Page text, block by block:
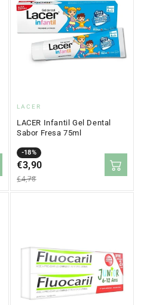
Proveedor:
LACER
LACER Infantil Gel Dental
Sabor Fresa 75ml
-18%
Precio
en
oferta
€3,90
Precio
regular
€4,78